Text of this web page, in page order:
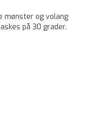
mønster og volang
på 30 grader.